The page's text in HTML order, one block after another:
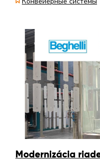
Modernizácia